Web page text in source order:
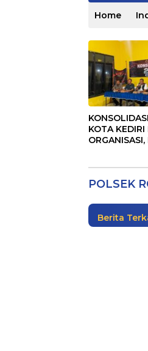
Home
KOTA KEDIRI
POLSEK
Jawa Timur ,
Berita